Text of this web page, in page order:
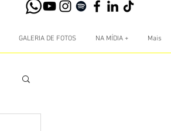
GALERIA DE FOTOS NA MÍDIA + Mais